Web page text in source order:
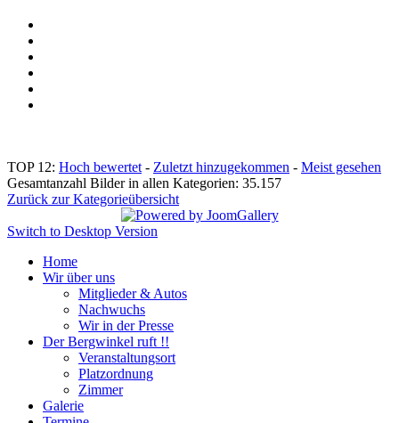
TOP 12: Hoch bewertet - Zuletzt hinzugekommen - Meist gesehen
Gesamtanzahl Bilder in allen Kategorien: 35.157
Zurück zur Kategorieübersicht
Switch to Desktop Version
Home
Wir über uns
Mitglieder & Autos
Nachwuchs
Wir in der Presse
Der Bergwinkel ruft !!
Veranstaltungsort
Platzordnung
Zimmer
Galerie